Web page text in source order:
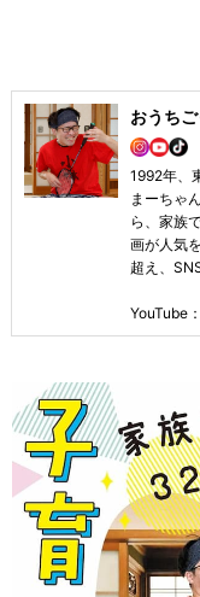
おうち
1992年、
まーちゃ
ら、家族
画が人気
超え、
YouTube：